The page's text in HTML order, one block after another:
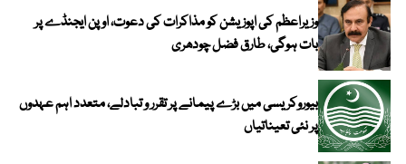
وزیراعظم کی اپوزیشن کو مذاکرات کی دعوت، اوپن ایجنڈے پر
بات ہوگی، طارق فضل چودھری
بیوروکریسی میں بڑے پیمانے پر تقرر و تبادلے، متعدد اہم عہدوں
پر نئی تعیناتیاں